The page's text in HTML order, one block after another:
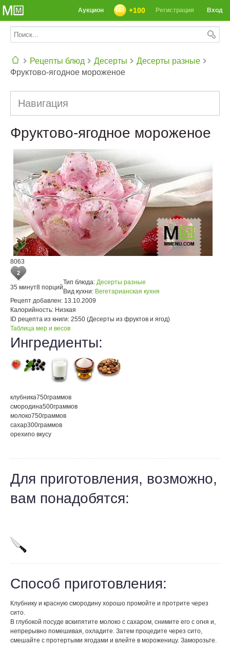
Вход
Регистрация
+100
Аукцион
Рецепты блюд Десерты
Десерты разные
Фруктово-ягодное мороженое
Навигация
Фруктово-ягодное мороженое
8063
2
35 минут8 порций
Тип блюда: Десерты разные
Вид кухни: Вегетарианская кухня
Рецепт добавлен: 13.10.2009
Калорийность: Низкая
ID рецепта из книги: 2550 (Десерты из фруктов и ягод)
Таблица мер и весов
Ингредиенты:
клубника750граммов
смородина500граммов
молоко750граммов
сахар300граммов
орехипо вкусу
Для приготовления, возможно,
вам понадобятся:
Способ приготовления:
Клубнику и красную смородину хорошо промойте и протрите через
сито.
В глубокой посуде вскипятите молоко с сахаром, снимите его с огня и,
непрерывно помешивая, охладите. Затем процедите через сито,
смешайте с протертыми ягодами и влейте в мороженицу. Заморозьте.